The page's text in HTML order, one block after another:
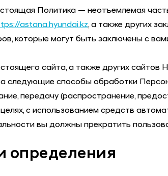
Политика — неотъемлемая
astana.hyundai.kz, а также других
которые могут быть заключены с
сайта, а также других сайтов
следующие способы обработки
передачу (распространение,
с использованием средств
вы должны прекратить
определения